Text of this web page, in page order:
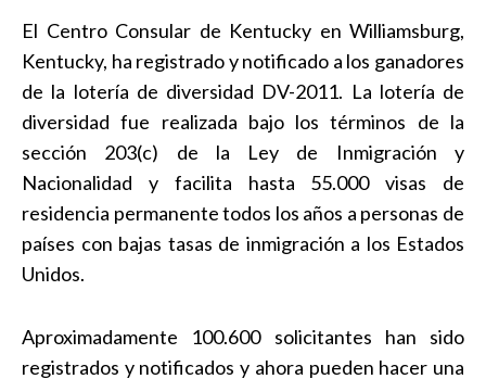
El Centro Consular de Kentucky en Williamsburg,
Kentucky, ha registrado y notificado a los ganadores
de la lotería de diversidad DV-2011. La lotería de
diversidad fue realizada bajo los términos de la
sección 203(c) de la Ley de Inmigración y
Nacionalidad y facilita hasta 55.000 visas de
residencia permanente todos los años a personas de
países con bajas tasas de inmigración a los Estados
Unidos.
Aproximadamente 100.600 solicitantes han sido
registrados y notificados y ahora pueden hacer una